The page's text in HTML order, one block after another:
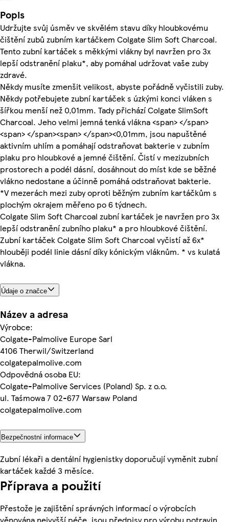
Popis
Udržujte svůj úsměv ve skvělém stavu díky hloubkovému
čištění zubů zubním kartáčkem Colgate Slim Soft Charcoal.
Tento zubní kartáček s měkkými vlákny byl navržen pro 3x
lepší odstranění plaku*, aby pomáhal udržovat vaše zuby
zdravé.
Někdy musíte zmenšit velikost, abyste pořádně vyčistili zuby.
Někdy potřebujete zubní kartáček s úzkými konci vláken s
šířkou menší než 0,01mm. Tady přichází Colgate SlimSoft
Charcoal. Jeho velmi jemná tenká vlákna <span> </span>
<span> </span><span> </span><0,01mm, jsou napuštěné
aktivním uhlím a pomáhají odstraňovat bakterie v zubním
plaku pro hloubkové a jemné čištění. Čistí v mezizubních
prostorech a podél dásní, dosáhnout do míst kde se běžné
vlákno nedostane a účinně pomáhá odstraňovat bakterie.
*V mezerách mezi zuby oproti běžným zubním kartáčkům s
plochým okrajem měřeno po 6 týdnech.
Colgate Slim Soft Charcoal zubní kartáček je navržen pro 3x
lepší odstranění zubního plaku* a pro hloubkové čištění.
Zubní kartáček Colgate Slim Soft Charcoal vyčistí až 6x*
hlouběji podél linie dásní díky kónickým vláknům. * vs kulatá
vlákna.
Údaje o značce
Název a adresa
Výrobce:
Colgate-Palmolive Europe Sarl
4106 Therwil/Switzerland
colgatepalmolive.com
Odpovědná osoba EU:
Colgate-Palmolive Services (Poland) Sp. z o.o.
ul. Taśmowa 7 02-677 Warsaw Poland
colgatepalmolive.com
Bezpečnostní informace
Zubní lékaři a dentální hygienistky doporučují vyměnit zubní
kartáček každé 3 měsíce.
Příprava a použití
Přestože je zajištění správných informací o výrobcích